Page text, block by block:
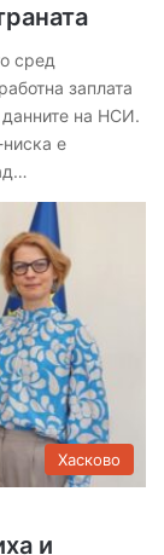
сред
заплата
данните на НСИ.
е
Хасково
и